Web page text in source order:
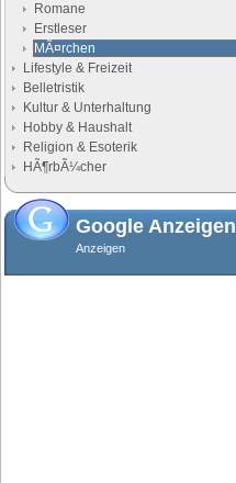
Romane
Erstleser
MÃ¤rchen
Lifestyle & Freizeit
Belletristik
Kultur & Unterhaltung
Hobby & Haushalt
Religion & Esoterik
HÃ¶rbÃ¼cher
Google Anzeigen
Anzeigen